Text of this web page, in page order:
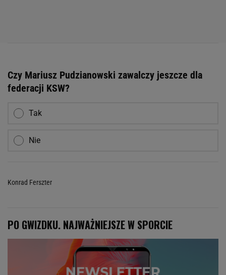
Czy Mariusz Pudzianowski zawalczy jeszcze dla
federacji KSW?
Tak
Nie
Konrad Ferszter